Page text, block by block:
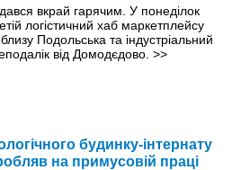
вкрай гарячим. У понеділок
логістичний хаб маркетплейсу
Подольська та індустріальний
від Домодєдово. >>
будинку-інтернату
на примусовій праці